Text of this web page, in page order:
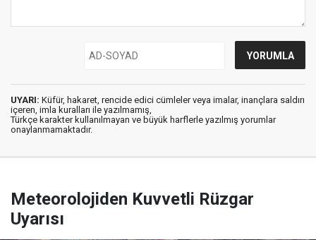
UYARI: Küfür, hakaret, rencide edici cümleler veya imalar, inançlara saldırı
içeren, imla kuralları ile yazılmamış,
Türkçe karakter kullanılmayan ve büyük harflerle yazılmış yorumlar
onaylanmamaktadır.
Meteorolojiden Kuvvetli Rüzgar
Uyarısı